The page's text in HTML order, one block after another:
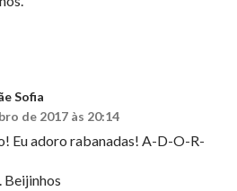
Sofia
de 2017 às 20:14
Eu adoro rabanadas! A-D-O-R-
Beijinhos